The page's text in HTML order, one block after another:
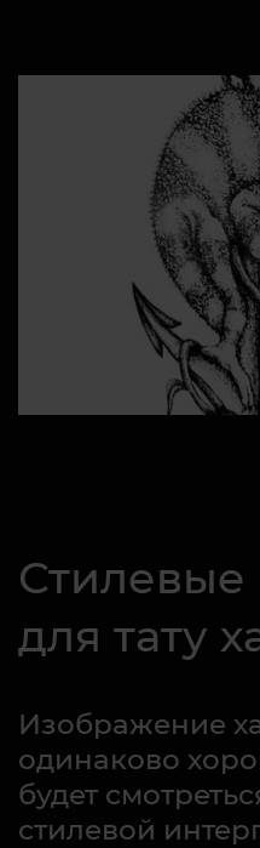
Стилевые
для тату
Изображение
одинаково
будет
стилевой